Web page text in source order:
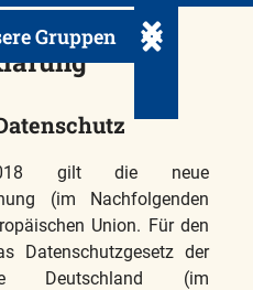
Gruppen Untermenü
gilt die neue
(im Nachfolgenden
Union. Für den
Datenschutzgesetz der
Deutschland (im